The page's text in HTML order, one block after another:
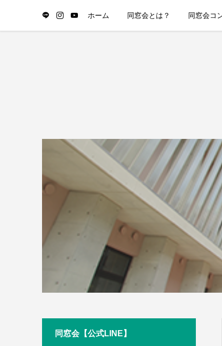
ホーム 同窓会とは？ 同窓会コ
同窓会【公式LINE】